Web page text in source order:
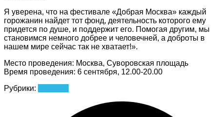
Я уверена, что на фестивале «Добрая Москва» каждый
горожанин найдет тот фонд, деятельность которого ему
придется по душе, и поддержит его. Помогая другим, мы
становимся немного добрее и человечней, а доброты в
нашем мире сейчас так не хватает!».
Место проведения: Москва, Суворовская площадь
Время проведения: 6 сентября, 12.00-20.00
Рубрики: